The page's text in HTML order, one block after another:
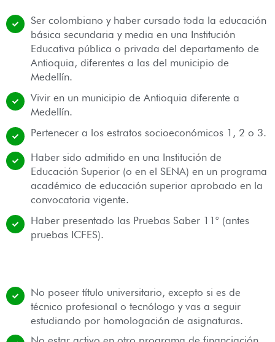
Ser colombiano y haber cursado toda la educación
básica secundaria y media en una Institución
Educativa pública o privada del departamento de
Antioquia, diferentes a las del municipio de
Medellín.
Vivir en un municipio de Antioquia diferente a
Medellín.
Pertenecer a los estratos socioeconómicos 1, 2 o 3.
Haber sido admitido en una Institución de
Educación Superior (o en el SENA) en un programa
académico de educación superior aprobado en la
convocatoria vigente.
Haber presentado las Pruebas Saber 11° (antes
pruebas ICFES).
No poseer título universitario, excepto si es de
técnico profesional o tecnólogo y vas a seguir
estudiando por homologación de asignaturas.